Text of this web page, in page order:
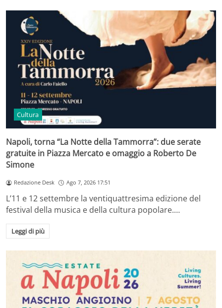
Cultura
Napoli, torna “La Notte della Tammorra”: due serate
gratuite in Piazza Mercato e omaggio a Roberto De
Simone
Redazione Desk Ago 7, 2026 17:51
L’11 e 12 settembre la ventiquattresima edizione del
festival della musica e della cultura popolare.…
Leggi di più